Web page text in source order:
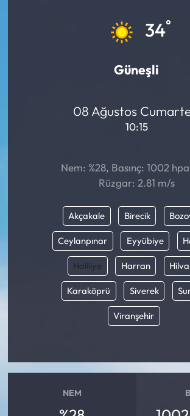
34°
Güneşli
08 Ağustos
10:15
Nem: %28, Basınç: 1002
Rüzgar: 2.81 m/s
Akçakale Birecik
Ceylanpınar Eyyübiye
Haliliye Harran
Karaköprü Siverek
Viranşehir
NEM
İskilip Haberleri
Kültür Sanat
Laçin Haberleri
Magazin
Mecitözü Haberleri
Ortaköy Haberleri
Osmancık Haberleri